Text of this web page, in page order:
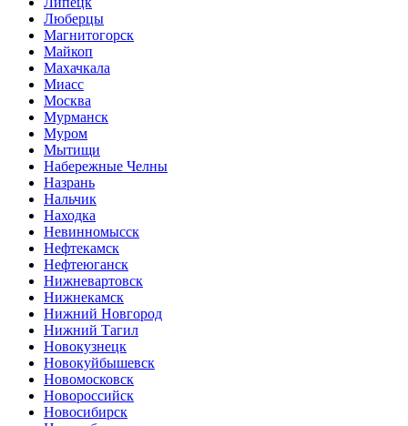
Люберцы
Магнитогорск
Майкоп
Махачкала
Миасс
Москва
Мурманск
Муром
Мытищи
Набережные Челны
Назрань
Нальчик
Находка
Невинномысск
Нефтекамск
Нефтеюганск
Нижневартовск
Нижнекамск
Нижний Новгород
Нижний Тагил
Новокузнецк
Новокуйбышевск
Новомосковск
Новороссийск
Новосибирск